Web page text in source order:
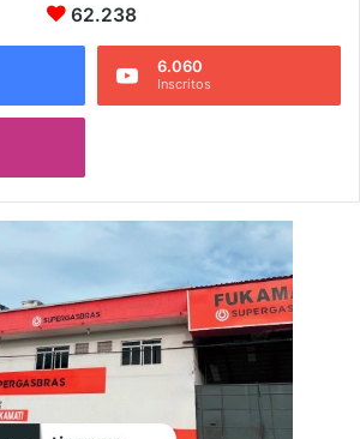
62.238
6.060
Inscritos